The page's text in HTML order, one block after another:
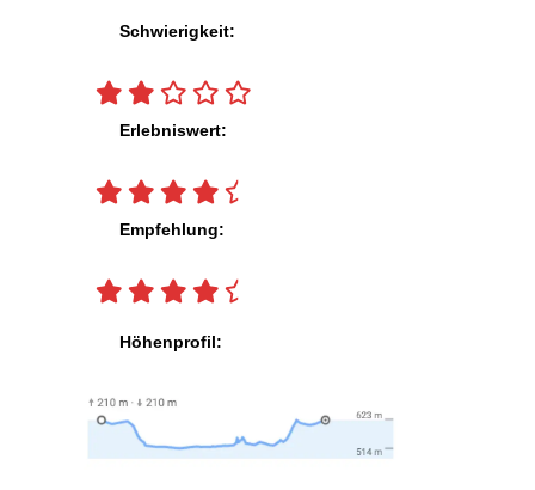
Schwierigkeit:
Erlebniswert:
Empfehlung:
Höhenprofil: